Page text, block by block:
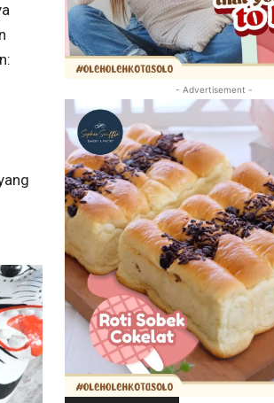
- Advertisement -